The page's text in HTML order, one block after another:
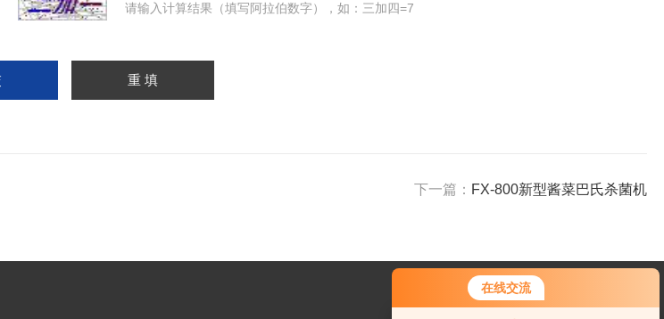
在线交流
请输入计算结果（填写阿拉伯数字），如：三加四=7
下一篇： FX-800新型酱菜巴氏杀菌机